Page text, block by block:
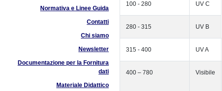
Normativa e Linee Guida
Contatti
Chi siamo
Newsletter
Documentazione per la Fornitura
dati
Materiale Didattico
100 - 280 UV C
280 - 315 UV B
315 - 400 UV A
400 – 780
Visibile